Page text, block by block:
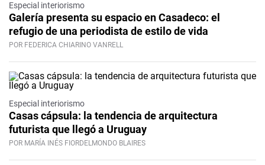
Especial interiorismo
Galería presenta su espacio en Casadeco: el
refugio de una periodista de estilo de vida
POR FEDERICA CHIARINO VANRELL
Especial interiorismo
Casas cápsula: la tendencia de arquitectura
futurista que llegó a Uruguay
POR MARÍA INÉS FIORDELMONDO BLAIRES